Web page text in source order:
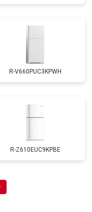
R-V660PUC3KPWH
R-Z610EUC9KPBE